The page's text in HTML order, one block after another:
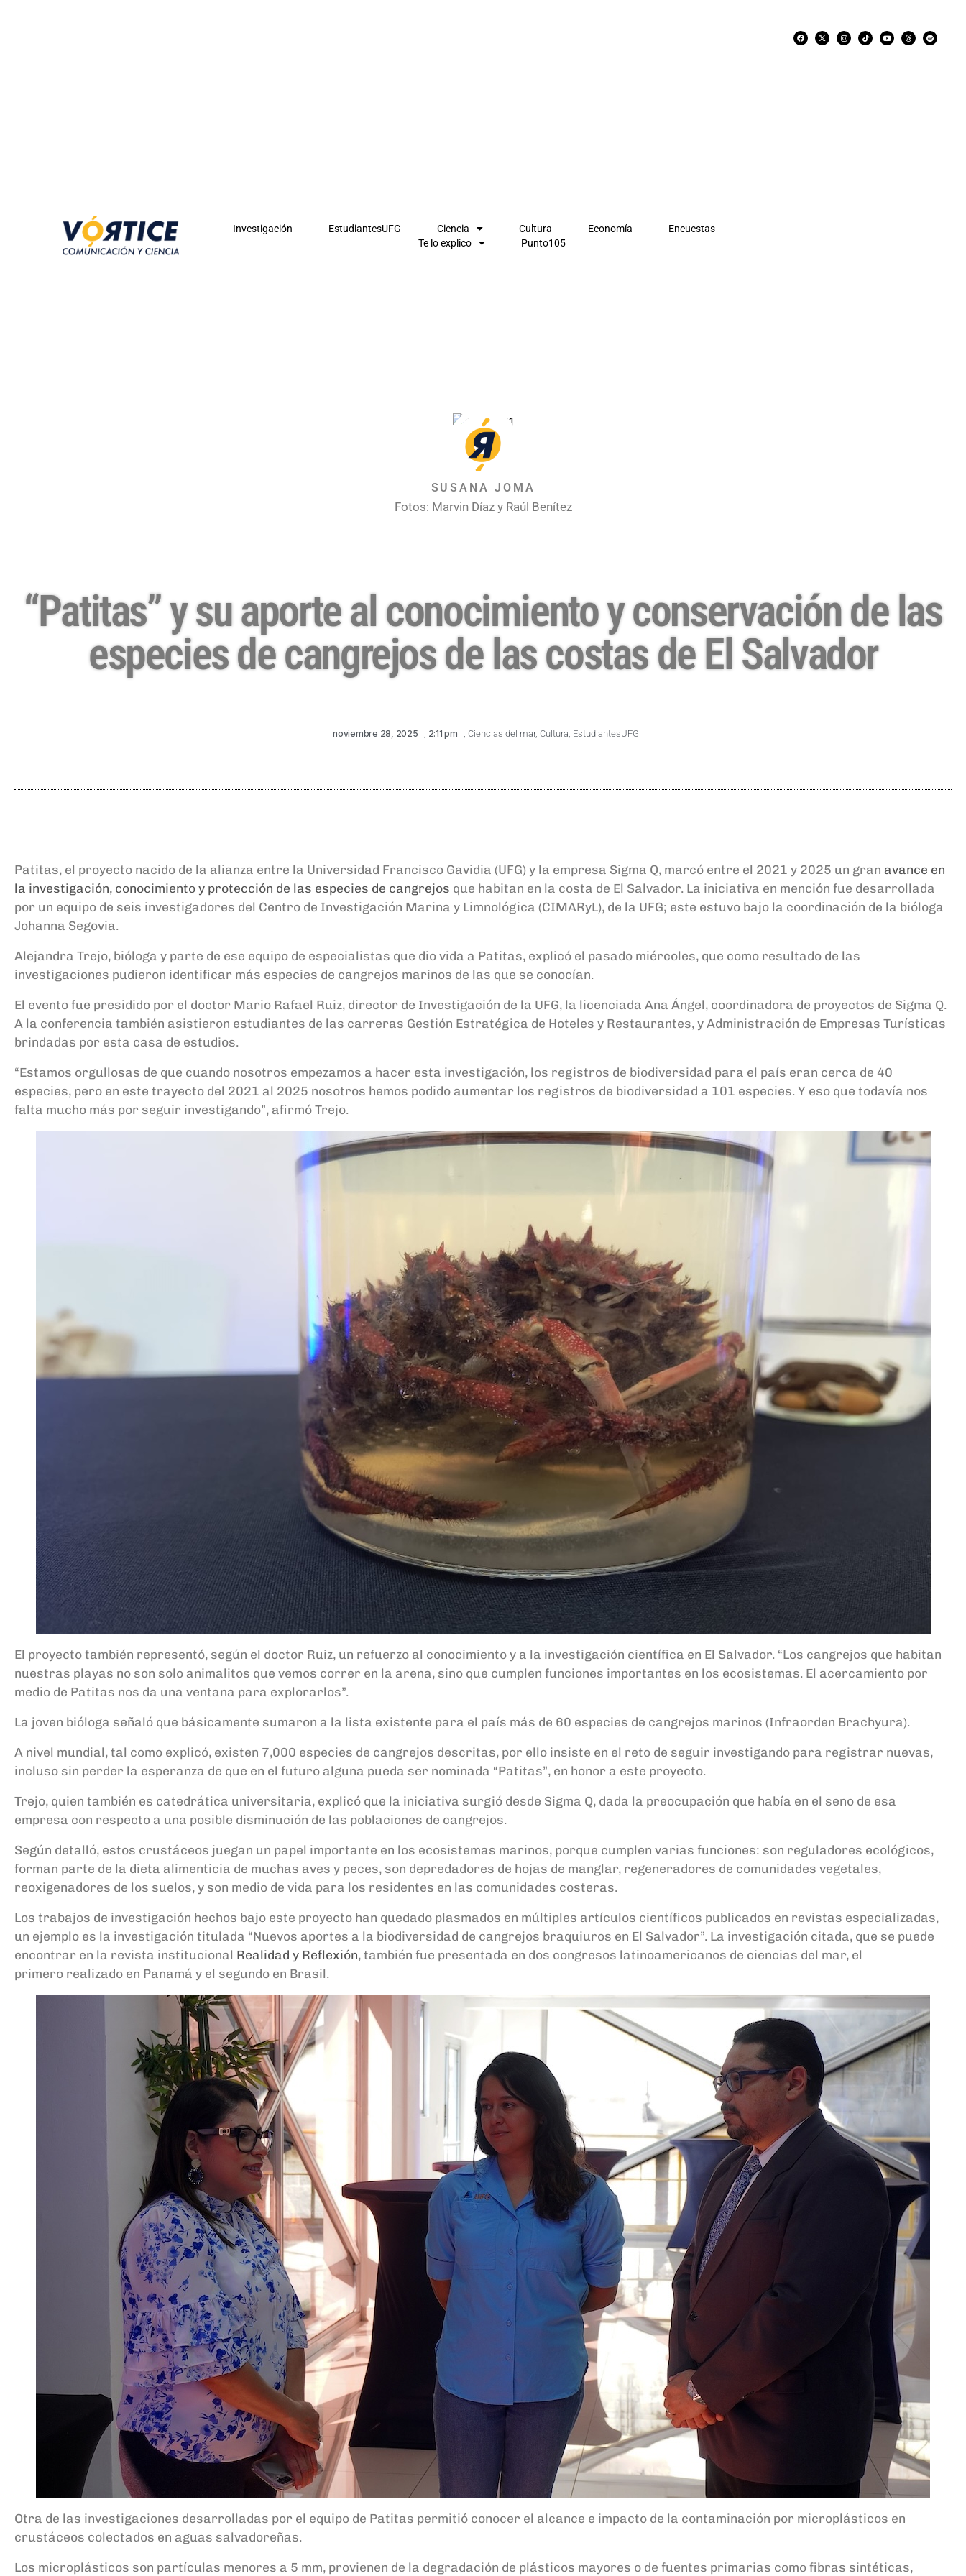
Investigación EstudiantesUFG Ciencia Cultura Economía
Encuestas
Te lo explico
Punto105
SUSANA JOMA
Fotos: Marvin Díaz y Raúl Benítez
“Patitas” y su aporte al conocimiento y conservación de las
especies de cangrejos de las costas de El Salvador
noviembre 28, 2025 , 2:11 pm , Ciencias del mar, Cultura, EstudiantesUFG
Patitas, el proyecto nacido de la alianza entre la Universidad Francisco Gavidia (UFG) y la empresa Sigma Q, marcó entre el 2021 y 2025 un gran avance en
la investigación, conocimiento y protección de las especies de cangrejos que habitan en la costa de El Salvador. La iniciativa en mención fue desarrollada
por un equipo de seis investigadores del Centro de Investigación Marina y Limnológica (CIMARyL), de la UFG; este estuvo bajo la coordinación de la bióloga
Johanna Segovia.
Alejandra Trejo, bióloga y parte de ese equipo de especialistas que dio vida a Patitas, explicó el pasado miércoles, que como resultado de las
investigaciones pudieron identificar más especies de cangrejos marinos de las que se conocían.
El evento fue presidido por el doctor Mario Rafael Ruiz, director de Investigación de la UFG, la licenciada Ana Ángel, coordinadora de proyectos de Sigma Q.
A la conferencia también asistieron estudiantes de las carreras Gestión Estratégica de Hoteles y Restaurantes, y Administración de Empresas Turísticas
brindadas por esta casa de estudios.
“Estamos orgullosas de que cuando nosotros empezamos a hacer esta investigación, los registros de biodiversidad para el país eran cerca de 40
especies, pero en este trayecto del 2021 al 2025 nosotros hemos podido aumentar los registros de biodiversidad a 101 especies. Y eso que todavía nos
falta mucho más por seguir investigando”, afirmó Trejo.
El proyecto también representó, según el doctor Ruiz, un refuerzo al conocimiento y a la investigación científica en El Salvador. “Los cangrejos que habitan
nuestras playas no son solo animalitos que vemos correr en la arena, sino que cumplen funciones importantes en los ecosistemas. El acercamiento por
medio de Patitas nos da una ventana para explorarlos”.
La joven bióloga señaló que básicamente sumaron a la lista existente para el país más de 60 especies de cangrejos marinos (Infraorden Brachyura).
A nivel mundial, tal como explicó, existen 7,000 especies de cangrejos descritas, por ello insiste en el reto de seguir investigando para registrar nuevas,
incluso sin perder la esperanza de que en el futuro alguna pueda ser nominada “Patitas”, en honor a este proyecto.
Trejo, quien también es catedrática universitaria, explicó que la iniciativa surgió desde Sigma Q, dada la preocupación que había en el seno de esa
empresa con respecto a una posible disminución de las poblaciones de cangrejos.
Según detalló, estos crustáceos juegan un papel importante en los ecosistemas marinos, porque cumplen varias funciones: son reguladores ecológicos,
forman parte de la dieta alimenticia de muchas aves y peces, son depredadores de hojas de manglar, regeneradores de comunidades vegetales,
reoxigenadores de los suelos, y son medio de vida para los residentes en las comunidades costeras.
Los trabajos de investigación hechos bajo este proyecto han quedado plasmados en múltiples artículos científicos publicados en revistas especializadas,
un ejemplo es la investigación titulada “Nuevos aportes a la biodiversidad de cangrejos braquiuros en El Salvador”. La investigación citada, que se puede
encontrar en la revista institucional Realidad y Reflexión, también fue presentada en dos congresos latinoamericanos de ciencias del mar, el
primero realizado en Panamá y el segundo en Brasil.
Otra de las investigaciones desarrolladas por el equipo de Patitas permitió conocer el alcance e impacto de la contaminación por microplásticos en
crustáceos colectados en aguas salvadoreñas.
Los microplásticos son partículas menores a 5 mm, provienen de la degradación de plásticos mayores o de fuentes primarias como fibras sintéticas,